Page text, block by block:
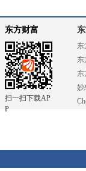
东方财富
扫一扫下载AP
P
东
东
东
妙